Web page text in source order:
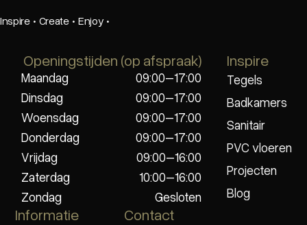
Inspire · Create · Enjoy ·
Openingstijden (op afspraak)
Maandag
09:00–17:00
Dinsdag
09:00–17:00
Woensdag
09:00–17:00
Donderdag
09:00–17:00
Vrijdag
09:00–16:00
Zaterdag
10:00–16:00
Zondag
Gesloten
Inspire
Tegels
Badkamers
Sanitair
PVC vloeren
Projecten
Blog
Informatie Contact